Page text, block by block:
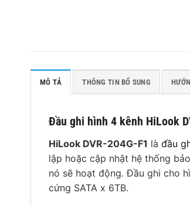
MÔ TẢ THÔNG TIN BỔ SUNG
Đầu ghi hình 4 kênh HiLook
HiLook DVR-204G-F1 là đầu
lập hoặc cập nhật hệ thống
nó sẽ hoạt động. Đầu ghi cho
cứng SATA x 6TB.